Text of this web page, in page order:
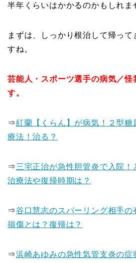
半年くらいはかかるのかもしれま
まずは、しっかり根治して帰っ
すね。
芸能人・スポーツ選手の病気／
す。
⇒紅蘭【くらん】が病気！２型糖
療法！治る？
⇒三宅正治が急性胆管炎で入院！
治療法や復帰時期は？
⇒谷口慧志のスパーリング相手の
損傷とは？復帰は？
⇒浜崎あゆみの急性気管支炎の症